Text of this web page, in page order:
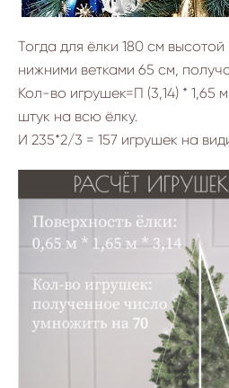
Тогда для ёлки 180 см
нижними ветками 65 см,
Кол-во игрушек=П (3,14) * 1,65
штук на всю ёлку.
И 235*2/3 = 157 игрушек на